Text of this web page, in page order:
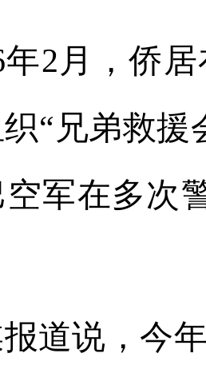
月，侨居
“兄弟救援
军在多次
说，今年